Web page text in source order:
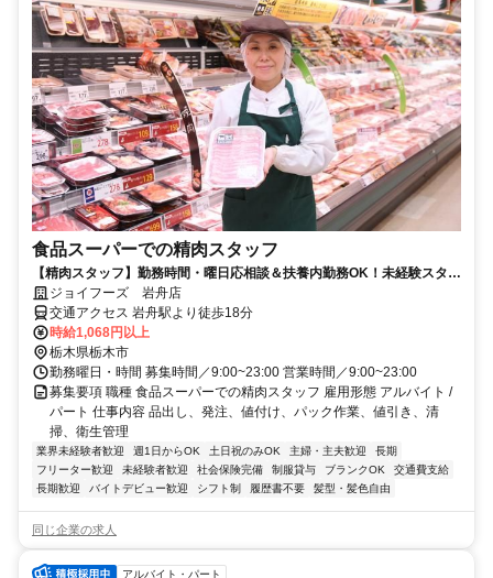
食品スーパーでの精肉スタッフ
【精肉スタッフ】勤務時間・曜日応相談＆扶養内勤務OK！未経験スター
ト大歓迎♪
ジョイフーズ 岩舟店
交通アクセス 岩舟駅より徒歩18分
時給1,068円以上
栃木県栃木市
勤務曜日・時間 募集時間／9:00~23:00 営業時間／9:00~23:00
募集要項 職種 食品スーパーでの精肉スタッフ 雇用形態 アルバイト /
パート 仕事内容 品出し、発注、値付け、パック作業、値引き、清
掃、衛生管理
業界未経験者歓迎 週1日からOK 土日祝のみOK 主婦・主夫歓迎
長期
フリーター歓迎
未経験者歓迎 社会保険完備 制服貸与 ブランクOK
交通費支給
長期歓迎
バイトデビュー歓迎 シフト制 履歴書不要 髪型・髪色自由
同じ企業の求人
アルバイト・パート